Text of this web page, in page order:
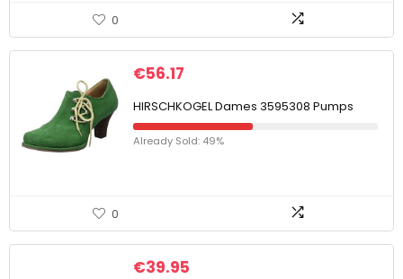
0
€56.17
HIRSCHKOGEL Dames 3595308 Pumps
Already Sold: 49%
0
€39.95